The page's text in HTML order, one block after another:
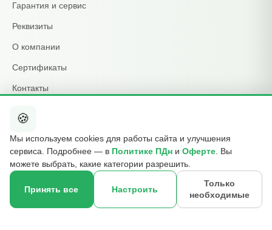
Гарантия и сервис
Реквизиты
О компании
Сертификаты
Контакты
КОНТАКТЫ
📞 +7 495 015-01-39
ежедневно 09:00–21:00
info@b2cmsk.ru
МО, Люберцы, ул. Красная, д. 4 Оставить контакт ×
🍪
Мы используем cookies для работы сайта и улучшения
сервиса. Подробнее — в Политике ПДн и Оферте . Вы
можете выбрать, какие категории разрешить.
Принять все Настроить
Только
необходимые